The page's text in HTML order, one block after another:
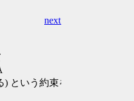
next Post
という約束を果